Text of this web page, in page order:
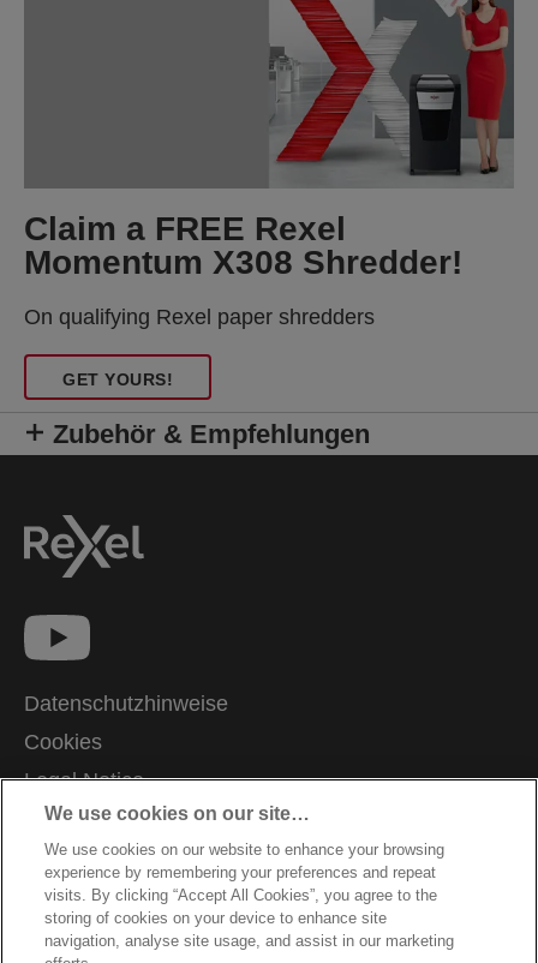
Claim a FREE Rexel
Momentum X308 Shredder!
On qualifying Rexel paper shredders
GET YOURS!
Zubehör & Empfehlungen
Datenschutzhinweise
Cookies
Legal Notice
Impressum
Meine Daten verwalten
Kundenservice
Garantiebedingungen
We use cookies on our site…
We use cookies on our website to enhance your browsing
experience by remembering your preferences and repeat
visits. By clicking “Accept All Cookies”, you agree to the
storing of cookies on your device to enhance site
navigation, analyse site usage, and assist in our marketing